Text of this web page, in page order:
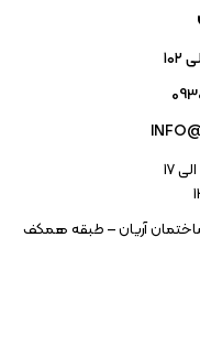
آریان – طبقه همکف